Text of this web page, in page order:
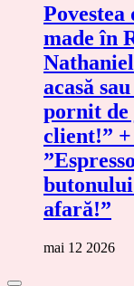
Povestea
made în
acasă
pornit de
client!” +
afară!”
mai 12 2026